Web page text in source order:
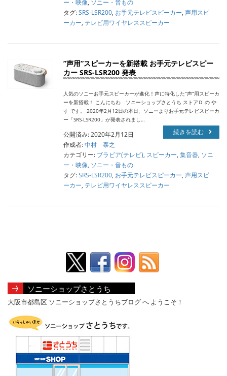
ー・映像, ソニー・音もの
タグ:SRS-LSR200, お手元テレビスピーカー, 声用スピ
ーカー, テレビ用ワイヤレススピーカー
”声用”スピーカーを新搭載 お手元テレビスピー
カー SRS-LSR200 発表
人気のソニーお手元スピーカーが進化！声に特化した“声”用スピーカ
ーを新搭載！ こんにちわ ソニーショップさとうち ストアＤ の や
す です。 2020年2月12日の本日、ソニーよりお手元テレビスピーカ
ー「SRS-LSR200」が発表されまし…
続きを読む
公開済み: 2020年2月12日
作成者:中村 泰之
カテゴリー: ブラビア(テレビ), スピーカー, 集音器, ソニ
ー・映像, ソニー・音もの
タグ:SRS-LSR200, お手元テレビスピーカー, 声用スピ
ーカー, テレビ用ワイヤレススピーカー
ソニーショップさとうち
大阪市都島区 ソニーショップさとうちブログ へ ようこそ！